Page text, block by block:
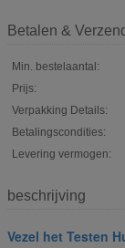
Betalen &
Min. bestelaantal:
Prijs:
Verpakking Details:
Betalingscondities:
Levering vermogen:
beschrijving
Vezel het Testen